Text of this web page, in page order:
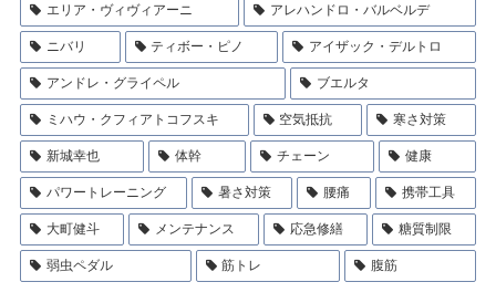
エリア・ヴィヴィアーニ アレハンドロ・バルベルデ
ニバリ ティボー・ピノ アイザック・デルトロ
アンドレ・グライペル ブエルタ
ミハウ・クフィアトコフスキ 空気抵抗 寒さ対策
新城幸也 体幹 チェーン 健康
パワートレーニング 暑さ対策 腰痛 携帯工具
大町健斗 メンテナンス 応急修繕 糖質制限
弱虫ペダル 筋トレ 腹筋